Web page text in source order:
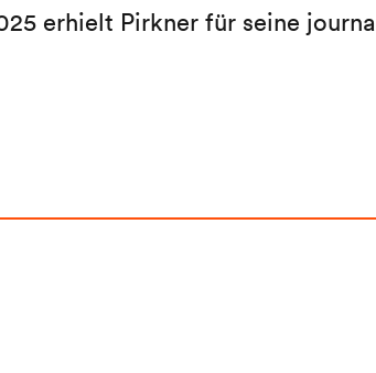
erhielt Pirkner für seine